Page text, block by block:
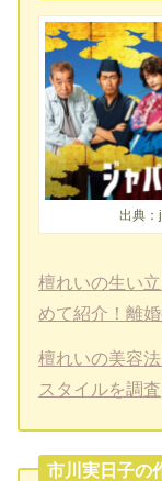
出典
檀れいの生い
めて紹介！離婚
檀れいの美容
スタイルを調査
市川実日子の